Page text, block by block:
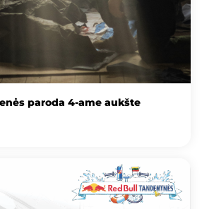
paroda 4-ame aukšte